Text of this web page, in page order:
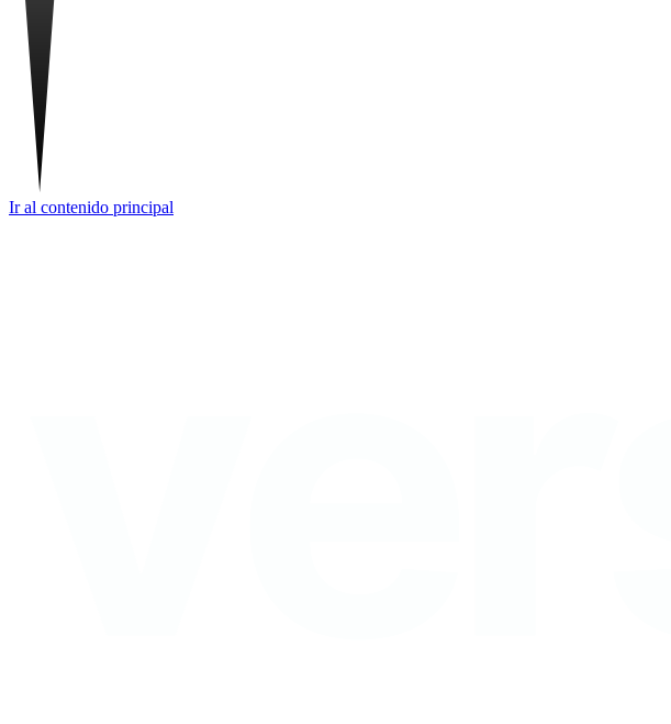
Ir al contenido principal